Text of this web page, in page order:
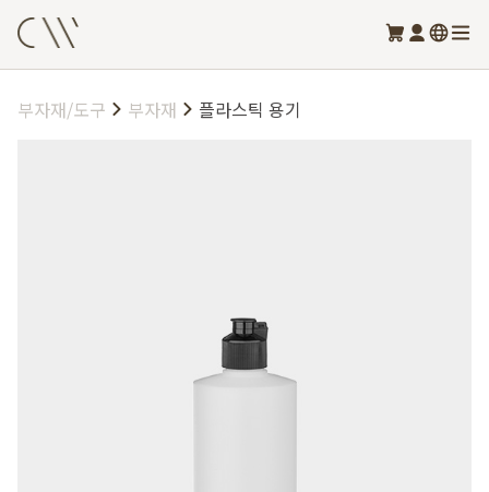
부자재/도구 부자재 플라스틱 용기